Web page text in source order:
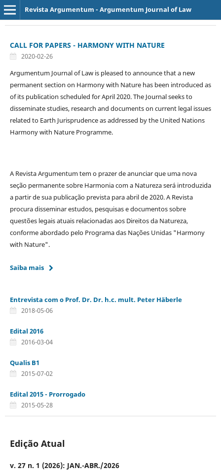
Revista Argumentum - Argumentum Journal of Law
CALL FOR PAPERS - HARMONY WITH NATURE
2020-02-26
Argumentum Journal of Law is pleased to announce that a new
permanent section on Harmony with Nature has been introduced as
of its publication scheduled for April 2020. The Journal seeks to
disseminate studies, research and documents on current legal issues
related to Earth Jurisprudence as addressed by the United Nations
Harmony with Nature Programme.
A Revista Argumentum tem o prazer de anunciar que uma nova
seção permanente sobre Harmonia com a Natureza será introduzida
a partir de sua publicação prevista para abril de 2020. A Revista
procura disseminar estudos, pesquisas e documentos sobre
questões legais atuais relacionadas aos Direitos da Natureza,
conforme abordado pelo Programa das Nações Unidas "Harmony
with Nature".
Saiba mais
Entrevista com o Prof. Dr. Dr. h.c. mult. Peter Häberle
2018-05-06
Edital 2016
2016-03-04
Qualis B1
2015-07-02
Edital 2015 - Prorrogado
2015-05-28
Edição Atual
v. 27 n. 1 (2026): JAN.-ABR./2026